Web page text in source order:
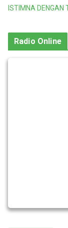
ISTIMNA DENGAN
Radio Online